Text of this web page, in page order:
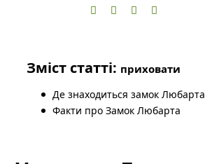
Зміст статті: приховати
Де знаходиться замок Любарта
Факти про Замок Любарта